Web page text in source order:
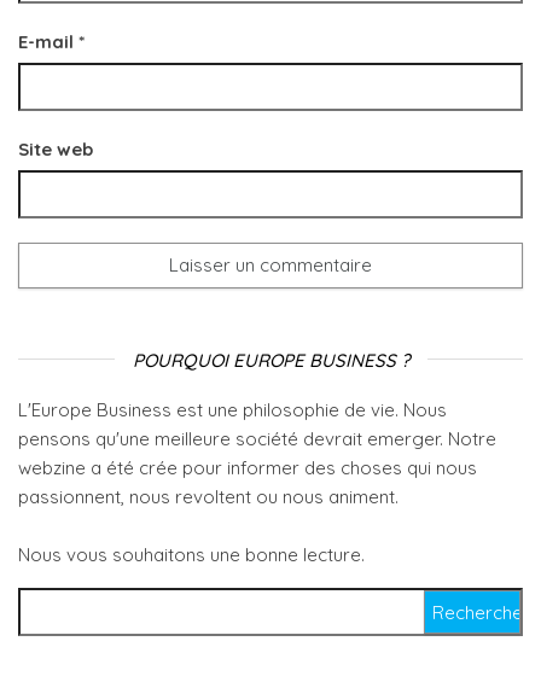
E-mail *
Site web
POURQUOI EUROPE BUSINESS ?
L'Europe Business est une philosophie de vie. Nous
pensons qu'une meilleure société devrait emerger. Notre
webzine a été crée pour informer des choses qui nous
passionnent, nous revoltent ou nous animent.
Nous vous souhaitons une bonne lecture.